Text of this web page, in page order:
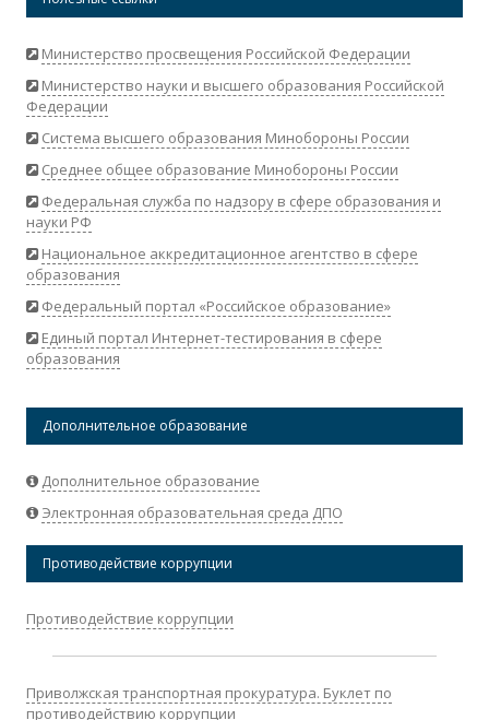
Министерство просвещения Российской Федерации
Министерство науки и высшего образования Российской
Федерации
Система высшего образования Минобороны России
Среднее общее образование Минобороны России
Федеральная служба по надзору в сфере образования и
науки РФ
Национальное аккредитационное агентство в сфере
образования
Федеральный портал «Российское образование»
Единый портал Интернет-тестирования в сфере
образования
Дополнительное образование
Дополнительное образование
Электронная образовательная среда ДПО
Противодействие коррупции
Противодействие коррупции
Приволжская транспортная прокуратура. Буклет по
противодействию коррупции